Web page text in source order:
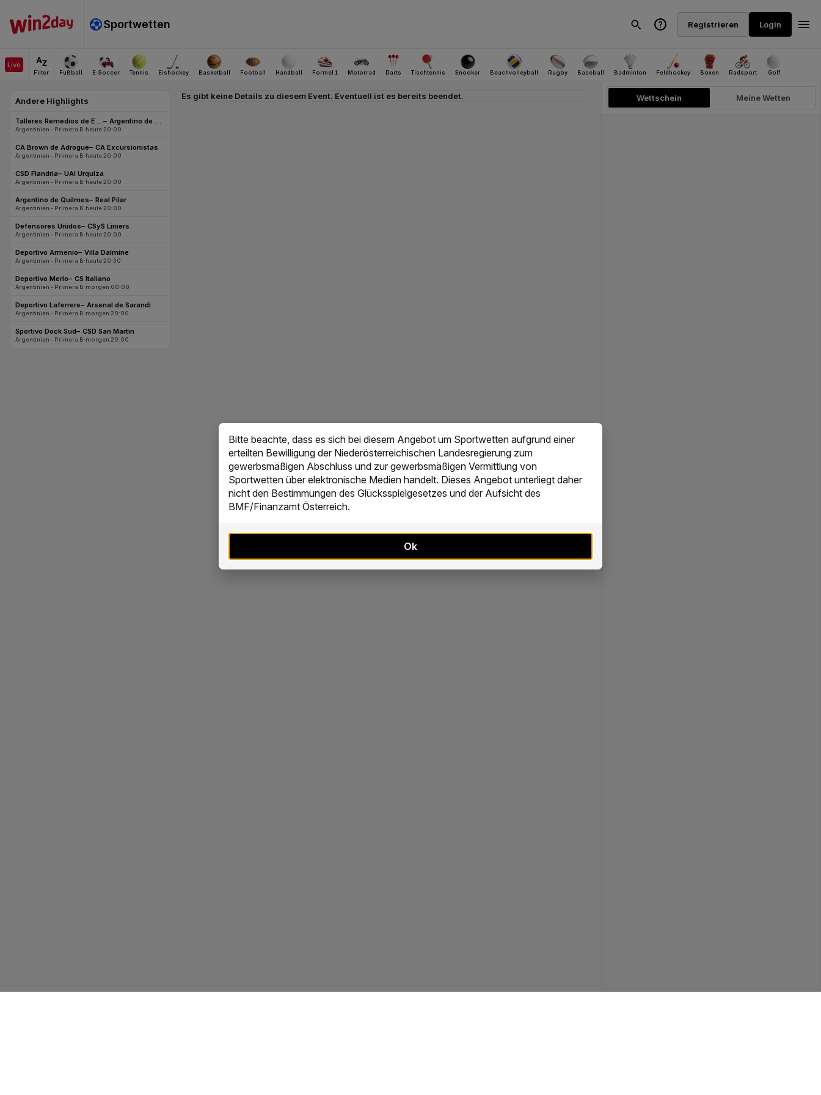
Bitte beachte, dass es sich bei diesem Angebot um Sportwetten aufgrund einer
erteilten Bewilligung der Niederösterreichischen Landesregierung zum
gewerbsmäßigen Abschluss und zur gewerbsmäßigen Vermittlung von
Sportwetten über elektronische Medien handelt. Dieses Angebot unterliegt daher
nicht den Bestimmungen des Glücksspielgesetzes und der Aufsicht des
BMF/Finanzamt Österreich.
Ok
Es gibt keine Details zu diesem Event. Eventuell ist es bereits beendet.